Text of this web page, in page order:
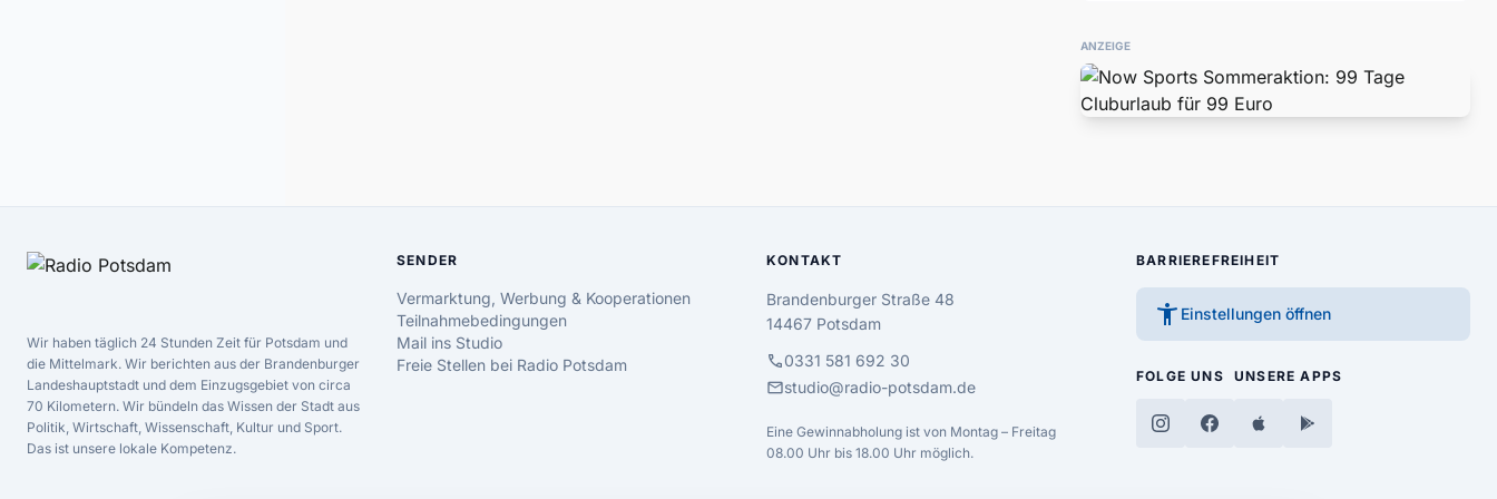
ANZEIGE
Wir haben täglich 24 Stunden Zeit für Potsdam und
die Mittelmark. Wir berichten aus der Brandenburger
Landeshauptstadt und dem Einzugsgebiet von circa
70 Kilometern. Wir bündeln das Wissen der Stadt aus
Politik, Wirtschaft, Wissenschaft, Kultur und Sport.
Das ist unsere lokale Kompetenz.
SENDER
Vermarktung, Werbung & Kooperationen
Teilnahmebedingungen
Mail ins Studio
Freie Stellen bei Radio Potsdam
KONTAKT
Brandenburger Straße 48
14467 Potsdam
call0331 581 692 30
mailstudio@radio-potsdam.de
Eine Gewinnabholung ist von Montag – Freitag
08.00 Uhr bis 18.00 Uhr möglich.
BARRIEREFREIHEIT
accessibility_new Einstellungen öffnen
FOLGE UNS UNSERE APPS